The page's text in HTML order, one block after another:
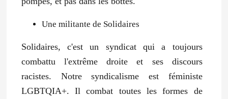
Une militante de Solidaires
Solidaires, c'est un syndicat qui a toujours
combattu l'extrême droite et ses discours
racistes. Notre syndicalisme est féministe
LGBTQIA+. Il combat toutes les formes de